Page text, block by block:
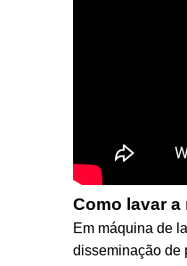
Como lavar
Em máquina de
disseminação de